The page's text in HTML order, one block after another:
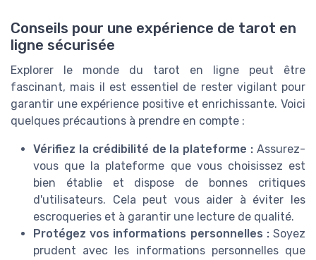
Conseils pour une expérience de tarot en
ligne sécurisée
Explorer le monde du tarot en ligne peut être
fascinant, mais il est essentiel de rester vigilant pour
garantir une expérience positive et enrichissante. Voici
quelques précautions à prendre en compte :
Vérifiez la crédibilité de la plateforme : Assurez-
vous que la plateforme que vous choisissez est
bien établie et dispose de bonnes critiques
d'utilisateurs. Cela peut vous aider à éviter les
escroqueries et à garantir une lecture de qualité.
Protégez vos informations personnelles :Soyez
prudent avec les informations personnelles que